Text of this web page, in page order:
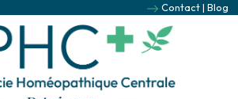
Contact| Blog